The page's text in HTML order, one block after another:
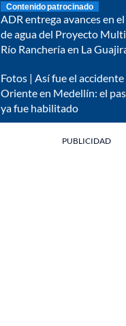
Contenido patrocinado
ADR entrega avances en
de agua del Proyecto
Río Ranchería en La
Fotos | Así fue el
Oriente en Medellín: el
ya fue habilitado
PUBLICIDAD